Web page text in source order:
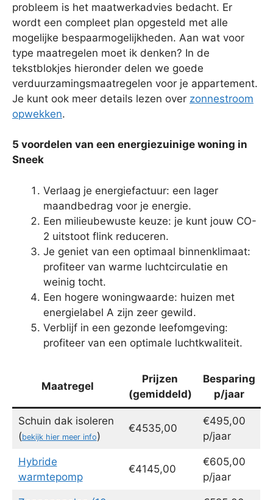
probleem is het maatwerkadvies bedacht. Er
wordt een compleet plan opgesteld met alle
mogelijke bespaarmogelijkheden. Aan wat voor
type maatregelen moet ik denken? In de
tekstblokjes hieronder delen we goede
verduurzamingsmaatregelen voor je appartement.
Je kunt ook meer details lezen over zonnestroom
opwekken.
5 voordelen van een energiezuinige woning in
Sneek
Verlaag je energiefactuur: een lager
maandbedrag voor je energie.
Een milieubewuste keuze: je kunt jouw CO-
2 uitstoot flink reduceren.
Je geniet van een optimaal binnenklimaat:
profiteer van warme luchtcirculatie en
weinig tocht.
Een hogere woningwaarde: huizen met
energielabel A zijn zeer gewild.
Verblijf in een gezonde leefomgeving:
profiteer van een optimale luchtkwaliteit.
Maatregel
Prijzen
(gemiddeld)
Besparing
p/jaar
Schuin dak isoleren
(bekijk hier meer info)
€4535,00
€495,00
p/jaar
Hybride
warmtepomp
€4145,00
€605,00
p/jaar